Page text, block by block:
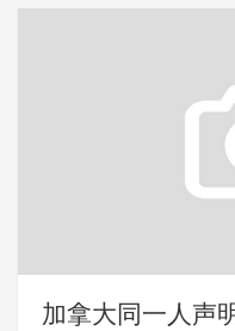
加拿大同一人声